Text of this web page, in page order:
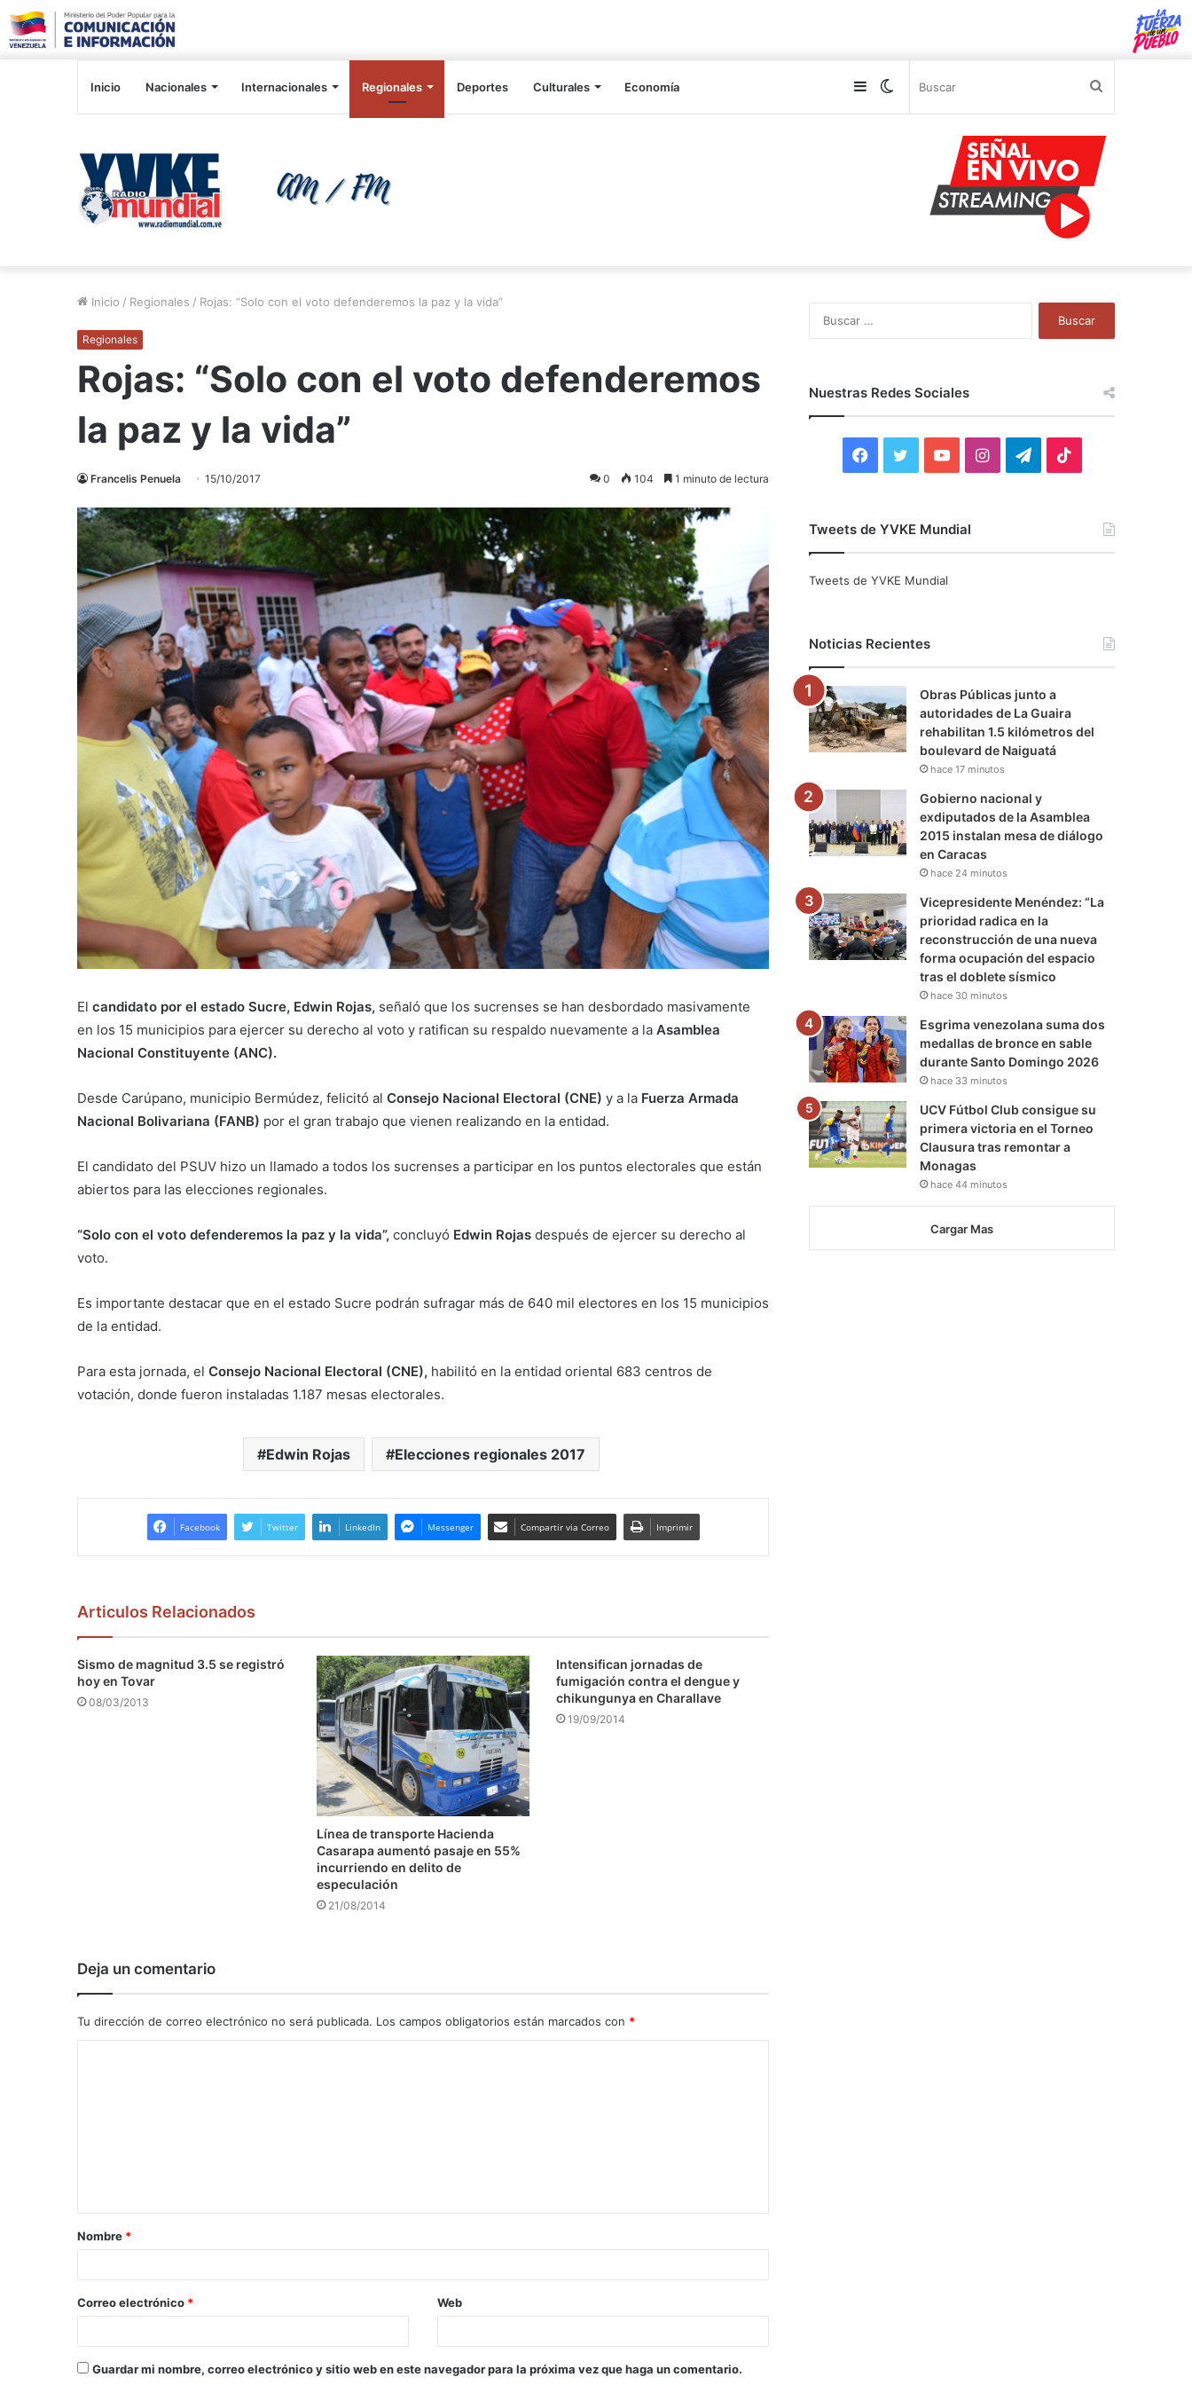
Inicio Nacionales Internacionales Regionales Deportes Culturales Economía Switch
Sidebar
Inicio / Regionales / Rojas: “Solo con el voto defenderemos la paz y la vida”
Regionales
Rojas: “Solo con el voto defenderemos
la paz y la vida”
Francelis Penuela 15/10/2017 0 104 1 minuto de lectura
El candidato por el estado Sucre, Edwin Rojas, señaló que los sucrenses se han desbordado masivamente
en los 15 municipios para ejercer su derecho al voto y ratifican su respaldo nuevamente a la Asamblea
Nacional Constituyente (ANC).
Desde Carúpano, municipio Bermúdez, felicitó al Consejo Nacional Electoral (CNE) y a la Fuerza Armada
Nacional Bolivariana (FANB) por el gran trabajo que vienen realizando en la entidad.
El candidato del PSUV hizo un llamado a todos los sucrenses a participar en los puntos electorales que están
abiertos para las elecciones regionales.
“Solo con el voto defenderemos la paz y la vida”, concluyó Edwin Rojas después de ejercer su derecho al
voto.
Es importante destacar que en el estado Sucre podrán sufragar más de 640 mil electores en los 15 municipios
de la entidad.
Para esta jornada, el Consejo Nacional Electoral (CNE), habilitó en la entidad oriental 683 centros de
votación, donde fueron instaladas 1.187 mesas electorales.
Edwin Rojas Elecciones regionales 2017
Facebook Twitter LinkedIn Messenger Compartir via Correo Imprimir
Articulos Relacionados
Sismo de magnitud 3.5 se registró
hoy en Tovar
08/03/2013
Línea de transporte Hacienda
Casarapa aumentó pasaje en 55%
incurriendo en delito de
especulación
21/08/2014
Intensifican jornadas de
fumigación contra el dengue y
chikungunya en Charallave
19/09/2014
Deja un comentario
Tu dirección de correo electrónico no será publicada. Los campos obligatorios están marcados con *
a
r
*
Nombre *
Correo electrónico * Web
Guardar mi nombre, correo electrónico y sitio web en este navegador para la próxima vez que haga un comentario.
Nuestras Redes Sociales
F
c
o
k
i
r
Y
u
e
I
r
a
m
T
a
m
Tweets de YVKE Mundial
Tweets de YVKE Mundial
Noticias Recientes
Obras Públicas junto a
autoridades de La Guaira
rehabilitan 1.5 kilómetros del
boulevard de Naiguatá
hace 17 minutos
Gobierno nacional y
exdiputados de la Asamblea
2015 instalan mesa de diálogo
en Caracas
hace 24 minutos
Vicepresidente Menéndez: “La
prioridad radica en la
reconstrucción de una nueva
forma ocupación del espacio
tras el doblete sísmico
hace 30 minutos
Esgrima venezolana suma dos
medallas de bronce en sable
durante Santo Domingo 2026
hace 33 minutos
UCV Fútbol Club consigue su
primera victoria en el Torneo
Clausura tras remontar a
Monagas
hace 44 minutos
Cargar Mas